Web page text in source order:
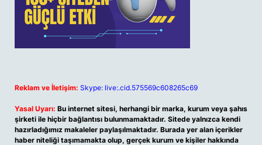
Reklam ve İletişim: Skype: live:.cid.575569c608265c69
Yasal Uyarı: Bu internet sitesi, herhangi bir marka, kurum veya şahıs
şirketi ile hiçbir bağlantısı bulunmamaktadır. Sitede yalnızca kendi
hazırladığımız makaleler paylaşılmaktadır. Burada yer alan içerikler
haber niteliği taşımamakta olup, gerçek kurum ve kişiler hakkında